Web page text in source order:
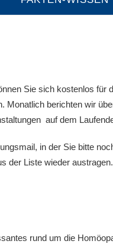
Sie sich kostenlos für
berichten wir
auf dem
in der Sie bitte
der Liste wieder austragen.
rund um die